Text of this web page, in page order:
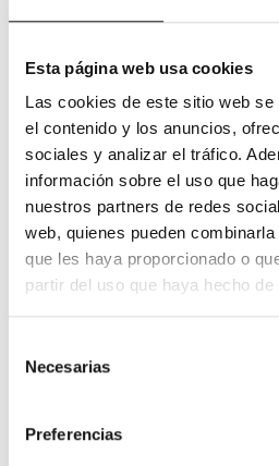
Esta página web usa cookies
Las cookies de este sitio web
el contenido y los anuncios,
sociales y analizar el tráfico.
información sobre el uso que
nuestros partners de redes
web, quienes pueden
que les haya proporcionado o
partir del uso que haya hecho
Necesarias
Preferencias
es evidente que muchos
por un apego poco saludable,
de los menores y priorizando
carencias.
Es esencial tener precaución
ya que más allá de poner en
hijos, les estás causando un
Enseñarles a desconfiar de
fundamentales de sus vidas
abusivas o
Si no tienes las habilidades